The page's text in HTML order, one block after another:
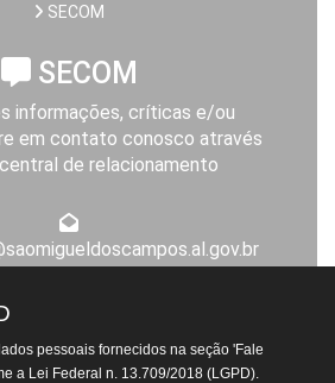
Atendimento Virtual do
Departamento de Tributos
SECOM
SECOM
informações, críticas e/ou
em contato conosco através
de relacionamento
da Prefeitura
pessoais fornecidos na seção 'Fale
a Lei Federal n. 13.709/2018 (LGPD).